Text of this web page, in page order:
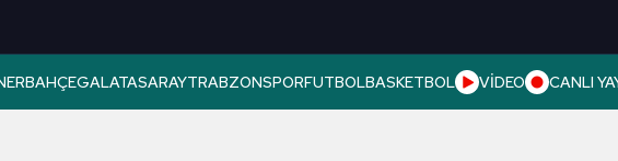
GALATASARAYTRABZONSPORFUTBOLBASKETBOL VİDEO CANLI